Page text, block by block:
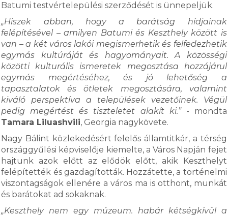
Batumi testvértelepülési szerződését is ünnepeljük.
„Hiszek abban, hogy a barátság hídjainak
felépítésével – amilyen Batumi és Keszthely között is
van – a két város lakói megismerhetik és felfedezhetik
egymás kultúráját és hagyományait. A közösségi
közötti kulturális ismeretek megosztása hozzájárul
egymás megértéséhez, és jó lehetőség a
tapasztalatok és ötletek megosztására, valamint
kiváló perspektíva a települések vezetőinek. Végül
pedig megértést és tiszteletet alakít ki.”- mondta
Tamara Liluashvili, Georgia nagykövete.
Nagy Bálint közlekedésért felelős államtitkár, a térség
országgyűlési képviselője kiemelte, a Város Napján fejet
hajtunk azok előtt az elődök előtt, akik Keszthelyt
felépítették és gazdagították. Hozzátette, a történelmi
viszontagságok ellenére a város ma is otthont, munkát
és barátokat ad sokaknak.
„Keszthely nem egy múzeum. habár kétségkívül a